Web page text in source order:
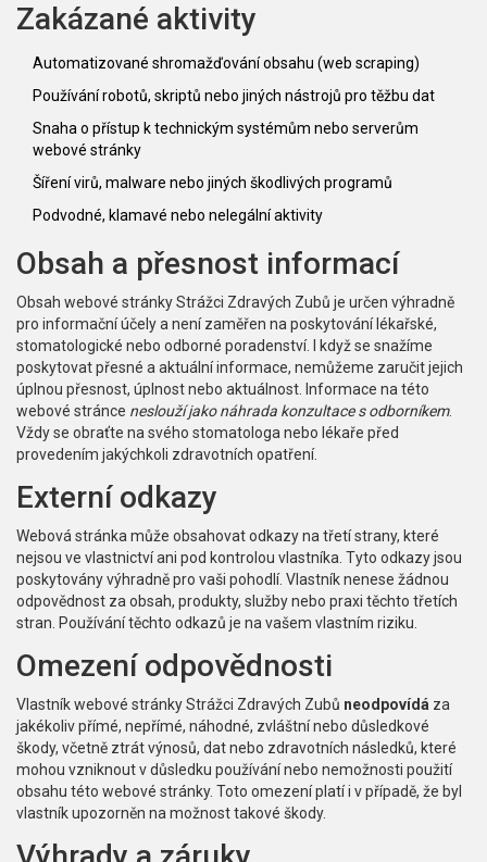
Zakázané aktivity
Automatizované shromažďování obsahu (web scraping)
Používání robotů, skriptů nebo jiných nástrojů pro těžbu dat
Snaha o přístup k technickým systémům nebo serverům
webové stránky
Šíření virů, malware nebo jiných škodlivých programů
Podvodné, klamavé nebo nelegální aktivity
Obsah a přesnost informací
Obsah webové stránky Strážci Zdravých Zubů je určen výhradně
pro informační účely a není zaměřen na poskytování lékařské,
stomatologické nebo odborné poradenství. I když se snažíme
poskytovat přesné a aktuální informace, nemůžeme zaručit jejich
úplnou přesnost, úplnost nebo aktuálnost. Informace na této
webové stránce neslouží jako náhrada konzultace s odborníkem.
Vždy se obraťte na svého stomatologa nebo lékaře před
provedením jakýchkoli zdravotních opatření.
Externí odkazy
Webová stránka může obsahovat odkazy na třetí strany, které
nejsou ve vlastnictví ani pod kontrolou vlastníka. Tyto odkazy jsou
poskytovány výhradně pro vaši pohodlí. Vlastník nenese žádnou
odpovědnost za obsah, produkty, služby nebo praxi těchto třetích
stran. Používání těchto odkazů je na vašem vlastním riziku.
Omezení odpovědnosti
Vlastník webové stránky Strážci Zdravých Zubů neodpovídá za
jakékoliv přímé, nepřímé, náhodné, zvláštní nebo důsledkové
škody, včetně ztrát výnosů, dat nebo zdravotních následků, které
mohou vzniknout v důsledku používání nebo nemožnosti použití
obsahu této webové stránky. Toto omezení platí i v případě, že byl
vlastník upozorněn na možnost takové škody.